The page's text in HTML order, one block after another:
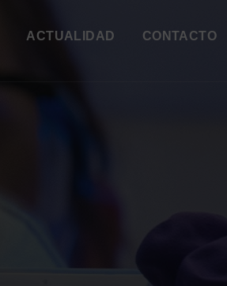
ACTUALIDAD CONTACTO